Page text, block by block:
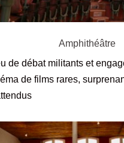
Amphithéâtre
de débat militants et
de films rares,